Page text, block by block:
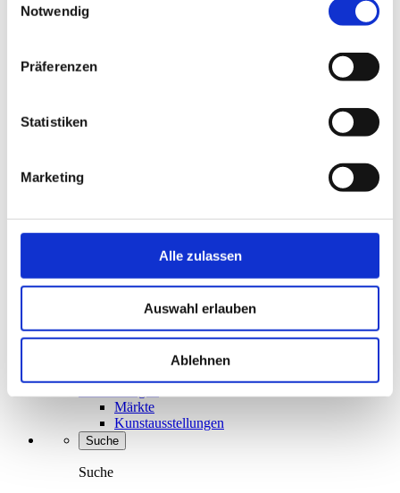
Notwendig
Präferenzen
Statistiken
Marketing
Alle zulassen
Auswahl erlauben
Ablehnen
Informationen
Prospekte und Downloads
Aktuelle Ausschreibungen
Pressemappe
Neubau WC-Anlagen
Strandaufspülung
Toiletten-Anlagen
Seegrasanlage
Märkte
Kunstausstellungen
Suche
Suche